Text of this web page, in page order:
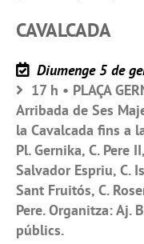
CAVALCADA
Diumenge 5 de
17 h • PLAÇA
Arribada de Ses
la Cavalcada fins a
Pl. Gernika, C. Pere
Salvador Espriu, C.
Sant Fruitós, C.
Pere. Organitza: Aj.
públics.